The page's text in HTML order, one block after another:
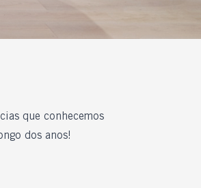
que conhecemos
dos anos!